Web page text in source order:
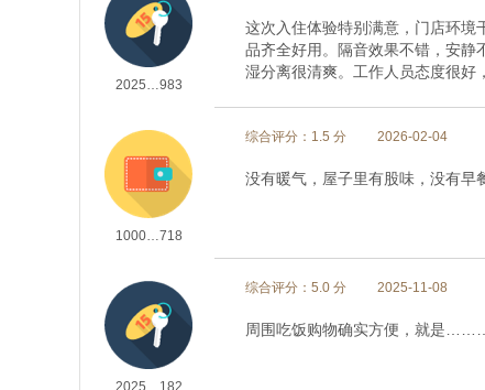
2025…983
这次入住体验特别满意，门店环境
品齐全好用。隔音效果不错，安静
湿分离很清爽。工作人员态度很好
1000…718
综合评分：1.5 分 2026-02-04
没有暖气，屋子里有股味，没有早
2025…182
综合评分：5.0 分 2025-11-08
周围吃饭购物确实方便，就是